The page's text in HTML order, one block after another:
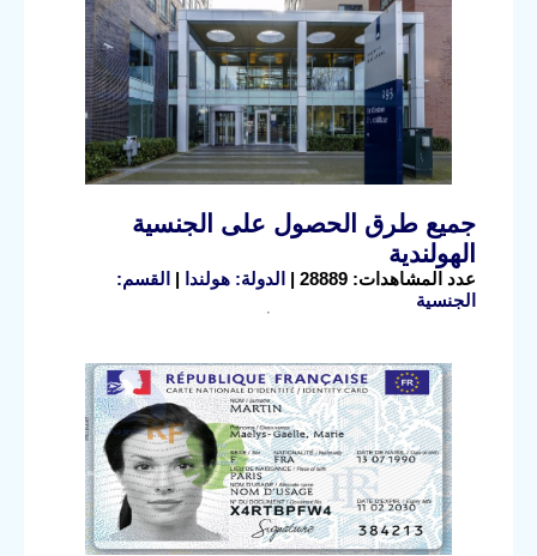
جميع طرق الحصول على الجنسية
الهولندية
عدد المشاهدات: 28889 | الدولة: هولندا | القسم:
الجنسية